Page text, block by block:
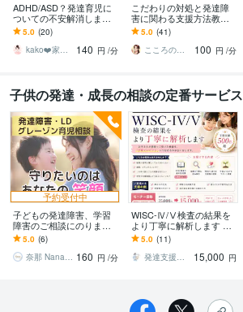
ADHD/ASD？発達育児に
ついての不安解消します
検査？通級？支援？受
診？特性？暴言？感覚？
等ママの悩み相談☆
5.0 (20)
kako❤️家庭作業療法士☆ママに笑顔を
140 円 /分
こだわりの対処と発達障
害に関わる支援方法教え
ます 療育を受けた本人と
すり合わせた、実際に有
効だった対処法
5.0 (41)
こころの秘密基地☆Shuurei
100 円 /分
子供の発達・成長の相談の定番サービス
予約受付中
子どもの発達障害、学習
障害のご相談にのります
ADHD/ASD/学習障害/療
育/支援級/子育て/進学
5.0 (6)
奈那 Nana＠心・暮らしの片付けコーチ 160 円 /分
WISC-Ⅳ/Ⅴ検査の結果を
より丁寧に解析します 実
績500件超／役立てやすい
支援策をご提案いたしま
す！
5.0 (11)
発達支援の専門家 エリ
15,000 円